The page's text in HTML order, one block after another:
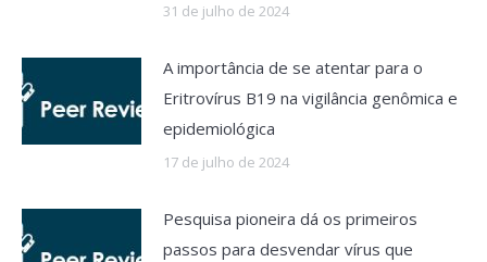
31 de julho de 2024
A importância de se atentar para o
Eritrovírus B19 na vigilância genômica e
epidemiológica
17 de julho de 2024
Pesquisa pioneira dá os primeiros
passos para desvendar vírus que